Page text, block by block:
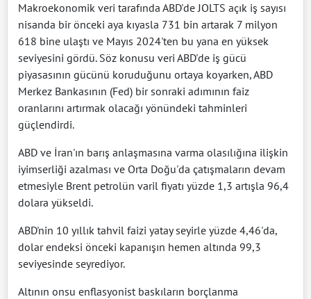
Makroekonomik veri tarafında ABD'de JOLTS açık iş sayısı
nisanda bir önceki aya kıyasla 731 bin artarak 7 milyon
618 bine ulaştı ve Mayıs 2024'ten bu yana en yüksek
seviyesini gördü. Söz konusu veri ABD'de iş gücü
piyasasının gücünü koruduğunu ortaya koyarken, ABD
Merkez Bankasının (Fed) bir sonraki adımının faiz
oranlarını artırmak olacağı yönündeki tahminleri
güçlendirdi.
ABD ve İran'ın barış anlaşmasına varma olasılığına ilişkin
iyimserliği azalması ve Orta Doğu'da çatışmaların devam
etmesiyle Brent petrolün varil fiyatı yüzde 1,3 artışla 96,4
dolara yükseldi.
ABD'nin 10 yıllık tahvil faizi yatay seyirle yüzde 4,46'da,
dolar endeksi önceki kapanışın hemen altında 99,3
seviyesinde seyrediyor.
Altının onsu enflasyonist baskıların borçlanma